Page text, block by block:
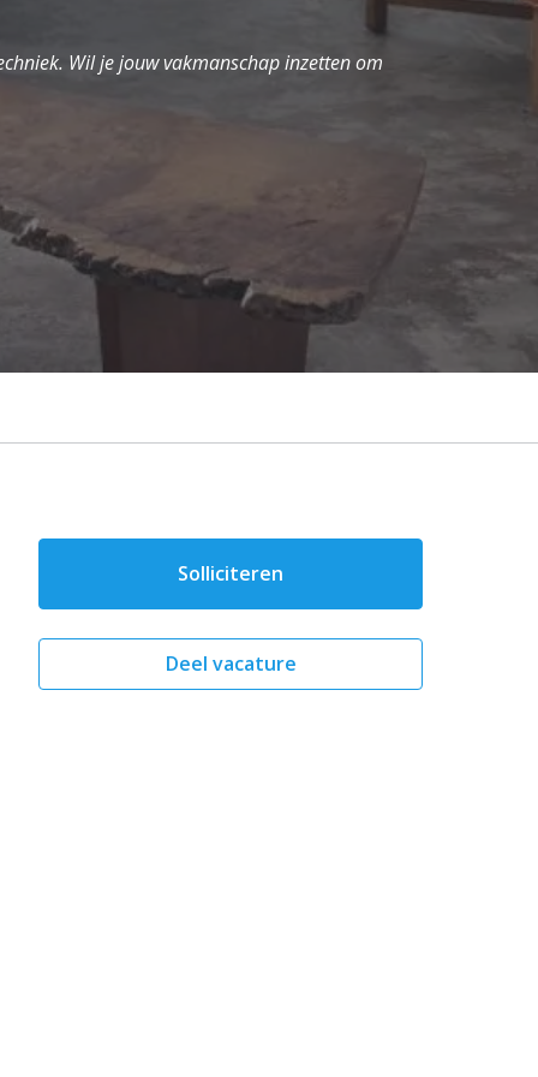
Wil je jouw vakmanschap inzetten om
Solliciteren
Deel vacature